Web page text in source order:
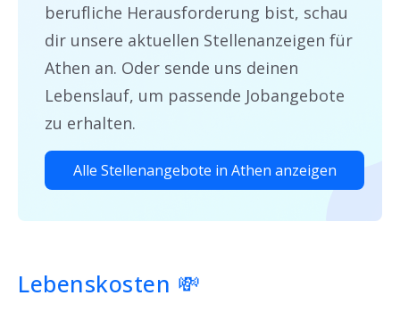
berufliche Herausforderung bist, schau
dir unsere aktuellen Stellenanzeigen für
Athen an. Oder sende uns deinen
Lebenslauf, um passende Jobangebote
zu erhalten.
Alle Stellenangebote in Athen anzeigen
Lebenskosten 💸